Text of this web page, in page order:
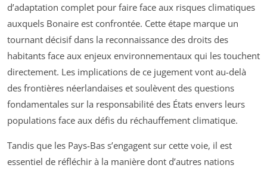
d’adaptation complet pour faire face aux risques climatiques
auxquels Bonaire est confrontée. Cette étape marque un
tournant décisif dans la reconnaissance des droits des
habitants face aux enjeux environnementaux qui les touchent
directement. Les implications de ce jugement vont au-delà
des frontières néerlandaises et soulèvent des questions
fondamentales sur la responsabilité des États envers leurs
populations face aux défis du réchauffement climatique.
Tandis que les Pays-Bas s’engagent sur cette voie, il est
essentiel de réfléchir à la manière dont d’autres nations